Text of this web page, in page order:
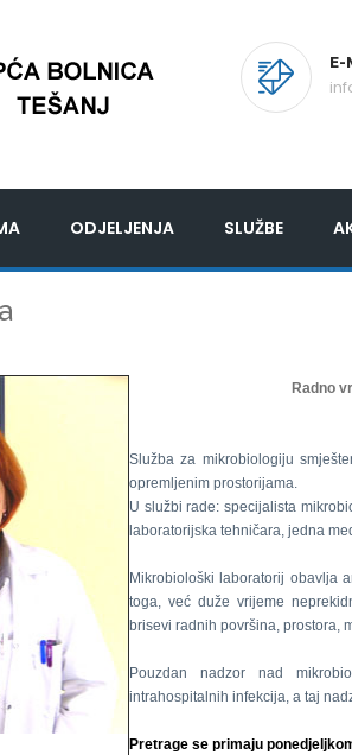
E-
ODJELJENJA SLUŽBE
Radno
Služba za mikrobiologiju
opremljenim prostorijama.
U službi rade: specijalista
laboratorijska tehničara, jedna
Mikrobiološki laboratorij obavlja
toga, već duže vrijeme
brisevi radnih površina, prostora,
Pouzdan nadzor nad
intrahospitalnih infekcija, a taj
Pretrage se primaju